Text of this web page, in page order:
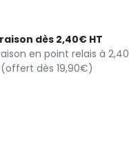
dès 2,40€ HT
en point relais à
(offert dès 19,90€)